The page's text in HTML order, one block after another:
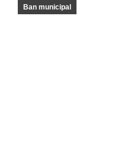
Ban municipal